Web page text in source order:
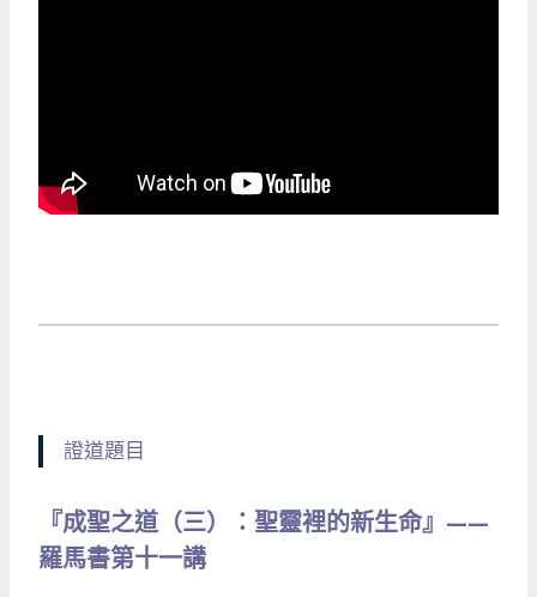
證道題目
『成聖之道（三）：聖靈裡的新生命』——
羅馬書第十一講